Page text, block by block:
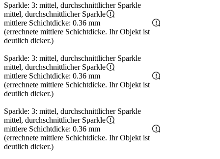
Sparkle: 3: mittel, durchschnittlicher Sparkle
mittel, durchschnittlicher Sparkle
mittlere Schichtdicke: 0.36 mm
(errechnete mittlere Schichtdicke. Ihr Objekt ist
deutlich dicker.)
Sparkle: 3: mittel, durchschnittlicher Sparkle
mittel, durchschnittlicher Sparkle
mittlere Schichtdicke: 0.36 mm
(errechnete mittlere Schichtdicke. Ihr Objekt ist
deutlich dicker.)
Sparkle: 3: mittel, durchschnittlicher Sparkle
mittel, durchschnittlicher Sparkle
mittlere Schichtdicke: 0.36 mm
(errechnete mittlere Schichtdicke. Ihr Objekt ist
deutlich dicker.)